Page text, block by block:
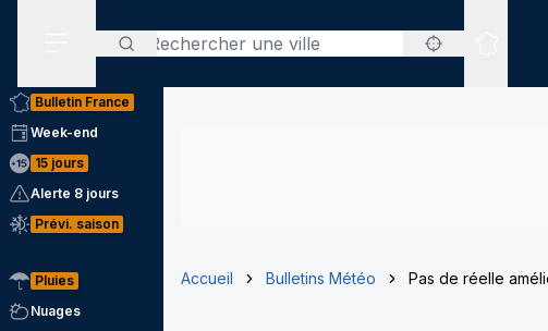
Rechercher
Sites
Bulletin France
Week-end
15 jours
Alerte 8 jours
Prévi. saison
Pluies
Nuages
Accueil Bulletins Météo Pas de réelle